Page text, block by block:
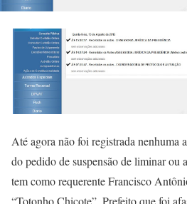
Até agora não foi registrada nenhuma
do pedido de suspensão de liminar ou
tem como requerente Francisco
“Totonho Chicote”, Prefeito que foi